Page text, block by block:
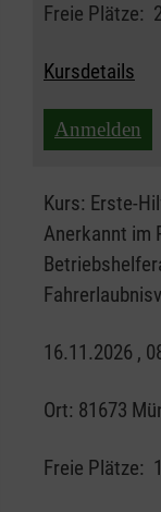
Freie Plätze:
Kursdetails
Anmelden
Kurs: Erste-
Anerkannt im
16.11.2026 ,
Ort: 81673
Freie Plätze: